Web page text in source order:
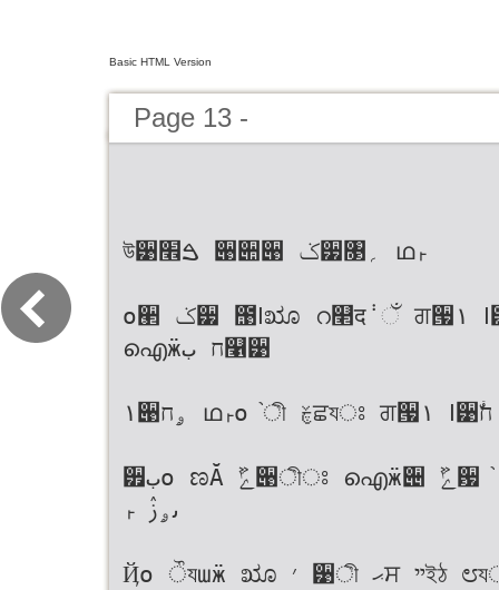
Basic HTML Version
Page 13 -
উ੹ࠁ׮ ੉੊੉ ݢ੷৓؍ ഥࢎ
о੢ ݢ੷ ಩ߊೠ റ௢द݃ ઁ ਗ੗۱ ߊ੹ࣗ੄
ഐӝח ب௡੹
۱੉ۄח ഥࢎо ֙ী ࣁਛযਃ ਗ੗۱ ߊ੹ࣗח _ ֙
੿بо ಣӐ ࣻݺ੉ীਃ ഐӝ੄ ࣻݺ਷ ֙ ਘ
ٮۄࢲ ࢎ
Ҋо ੌযաӝ ೠ ׳ ੹ী ޙਸ ײইঠ ೮যਃ